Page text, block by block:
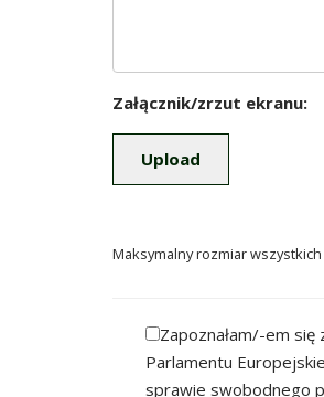
Załącznik/zrzut ekranu:
Maksymalny rozmiar
Zapoznałam/-em
Parlamentu
sprawie swobodnego